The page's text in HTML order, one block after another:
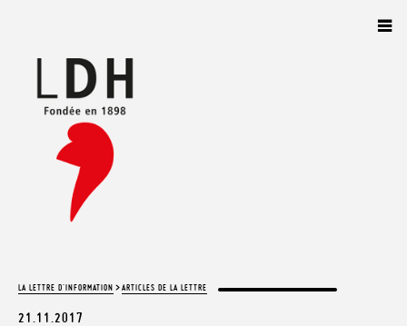
LA LETTRE D'INFORMATION >ARTICLES DE LA LETTRE
21.11.2017